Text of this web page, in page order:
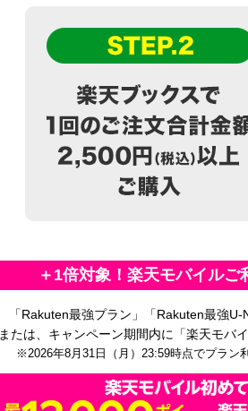
＋1倍対象！楽天モバイル
「Rakuten最強プラン」「Rakuten最強U-
または、キャンペーン期間内に「楽天モバ
※2026年8月31日（月）23:59時点でプラン